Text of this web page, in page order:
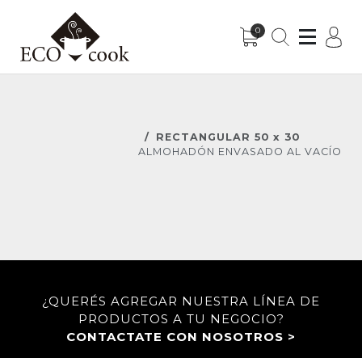
0
ALMOHADÓN ENVASADO AL VACÍO
RECTANGULAR 50 x 30
¿QUERÉS AGREGAR NUESTRA LÍNEA DE
PRODUCTOS A TU NEGOCIO?
CONTACTATE CON NOSOTROS >